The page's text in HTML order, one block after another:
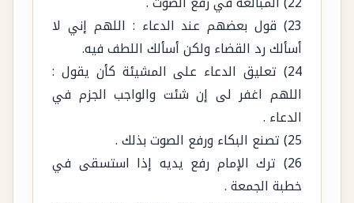
أسألك رد القضاء ولكن أسألك اللطف فيه.
24) تعليق الدعاء على المشيئة كأن يقول :
اللهم اغفر لى إن شئت والواجب الجزم في
الدعاء .
25) تصنع البكاء ورفع الصوت بذلك .
26) ترك الإمام رفع يديه إذا استسقى في
خطبة الجمعة .
27) الإطالة بالدعاء حال القنوت، والدعاء بما لا
يناسب المقصود فيه .